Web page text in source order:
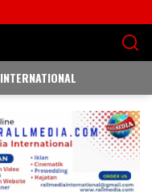
INTERNATIONAL